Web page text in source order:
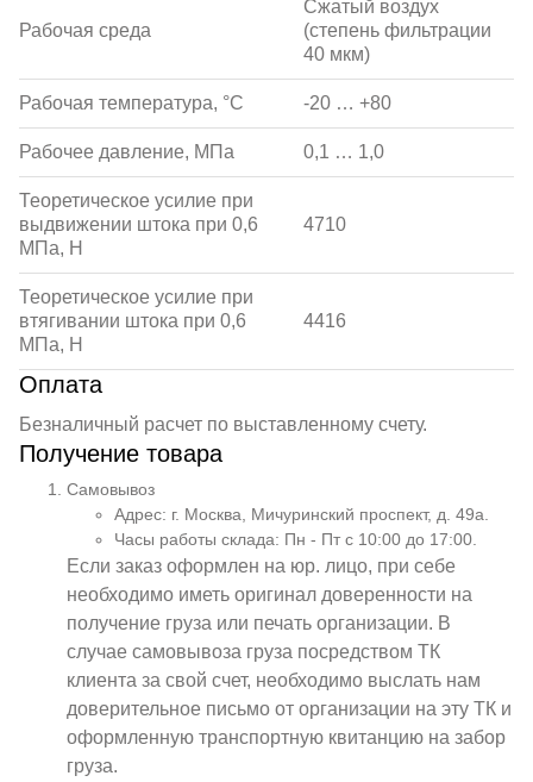
Рабочая среда
Сжатый воздух
(степень фильтрации
40 мкм)
Рабочая температура, °С -20 … +80
Рабочее давление, МПа 0,1 … 1,0
Теоретическое усилие при
выдвижении штока при 0,6
МПа, Н
4710
Теоретическое усилие при
втягивании штока при 0,6
МПа, Н
4416
Оплата
Безналичный расчет по выставленному счету.
Получение товара
Самовывоз
Адрес: г. Москва, Мичуринский проспект, д. 49а.
Часы работы склада: Пн - Пт с 10:00 до 17:00.
Если заказ оформлен на юр. лицо, при себе
необходимо иметь оригинал доверенности на
получение груза или печать организации. В
случае самовывоза груза посредством ТК
клиента за свой счет, необходимо выслать нам
доверительное письмо от организации на эту ТК и
оформленную транспортную квитанцию на забор
груза.